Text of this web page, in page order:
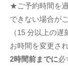
★ご予約時間を
できない場合が
（15 分以上の遅
お時間を変更さ
2時間前までに必